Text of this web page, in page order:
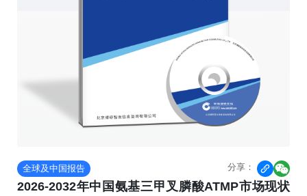
全球及中国报告 分享：  
2026-2032年中国氨基三甲叉膦酸ATMP市场现状